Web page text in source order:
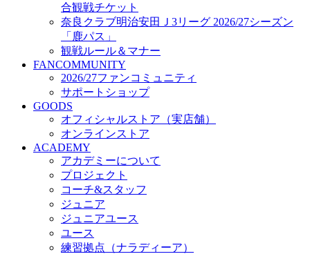
練習拠点（ナラディーア）
SCHOOL
2026/27 パートナー企業
パートナー募集
クラブ理念
クラブ情報
サステナビリティ
Web制作支援
応援プロジェクト
合観戦チケット
奈良クラブ明治安田Ｊ3リーグ 2026/27シーズン
「鹿パス」
観戦ルール＆マナー
FANCOMMUNITY
2026/27ファンコミュニティ
サポートショップ
GOODS
オフィシャルストア（実店舗）
オンラインストア
ACADEMY
アカデミーについて
プロジェクト
コーチ&スタッフ
ジュニア
ジュニアユース
ユース
練習拠点（ナラディーア）